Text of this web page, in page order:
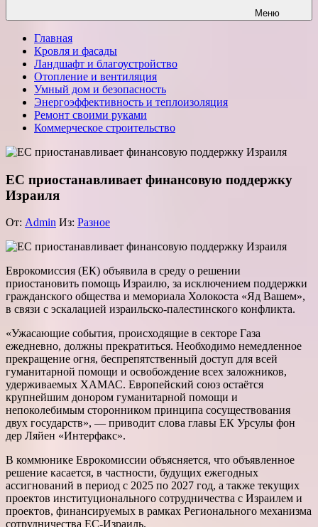
Меню
Главная
Кровля и фасады
Ландшафт и благоустройство
Отопление и вентиляция
Умный дом и безопасность
Энергоэффективность и теплоизоляция
Ремонт своими руками
Коммерческое строительство
ЕС приостанавливает финансовую поддержку
Израиля
От: Admin Из: Разное
Еврокомиссия (ЕК) объявила в среду о решении
приостановить помощь Израилю, за исключением поддержки
гражданского общества и мемориала Холокоста «Яд Вашем»,
в связи с эскалацией израильско-палестинского конфликта.
«Ужасающие события, происходящие в секторе Газа
ежедневно, должны прекратиться. Необходимо немедленное
прекращение огня, беспрепятственный доступ для всей
гуманитарной помощи и освобождение всех заложников,
удерживаемых ХАМАС. Европейский союз остаётся
крупнейшим донором гуманитарной помощи и
непоколебимым сторонником принципа сосуществования
двух государств», — приводит слова главы ЕК Урсулы фон
дер Ляйен «Интерфакс».
В коммюнике Еврокомиссии объясняется, что объявленное
решение касается, в частности, будущих ежегодных
ассигнований в период с 2025 по 2027 год, а также текущих
проектов институционального сотрудничества с Израилем и
проектов, финансируемых в рамках Регионального механизма
сотрудничества ЕС-Израиль.